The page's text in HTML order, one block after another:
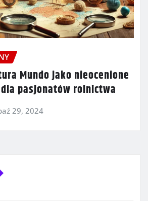
Mundo jako nieocenione
pasjonatów rolnictwa
29, 2024